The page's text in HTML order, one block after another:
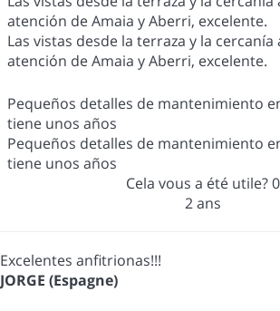
atención de Amaia y Aberri, excelente.
Las vistas desde la terraza y la cercanía
atención de Amaia y Aberri, excelente.
Pequeños detalles de mantenimiento
tiene unos años
Pequeños detalles de mantenimiento
tiene unos años
Cela vous a été utile?0
2 ans
Excelentes anfitrionas!!!
JORGE (Espagne)